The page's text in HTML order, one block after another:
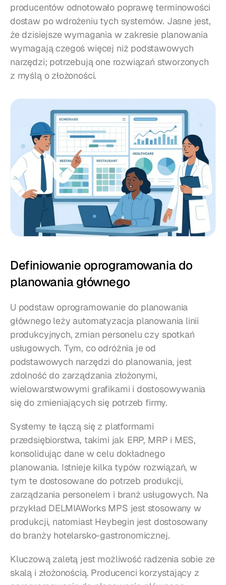
producentów odnotowało poprawę terminowości
dostaw po wdrożeniu tych systemów. Jasne jest,
że dzisiejsze wymagania w zakresie planowania
wymagają czegoś więcej niż podstawowych
narzędzi; potrzebują one rozwiązań stworzonych
z myślą o złożoności.
Definiowanie oprogramowania do
planowania głównego
U podstaw oprogramowanie do planowania
głównego leży automatyzacja planowania linii
produkcyjnych, zmian personelu czy spotkań
usługowych. Tym, co odróżnia je od
podstawowych narzędzi do planowania, jest
zdolność do zarządzania złożonymi,
wielowarstwowymi grafikami i dostosowywania
się do zmieniających się potrzeb firmy.
Systemy te łączą się z platformami
przedsiębiorstwa, takimi jak ERP, MRP i MES,
konsolidując dane w celu dokładnego
planowania. Istnieje kilka typów rozwiązań, w
tym te dostosowane do potrzeb produkcji,
zarządzania personelem i branż usługowych. Na
przykład DELMIAWorks MPS jest stosowany w
produkcji, natomiast Heybegin jest dostosowany
do branży hotelarsko-gastronomicznej.
Kluczową zaletą jest możliwość radzenia sobie ze
skalą i złożonością. Producenci korzystający z